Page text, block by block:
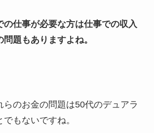
の仕事が必要な方は仕事での収入
題もありますよね。
らのお金の問題は50代のデュアラ
もないですね。